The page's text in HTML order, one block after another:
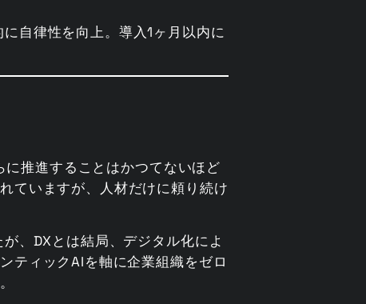
自律性を向上。導入1ヶ月以内に
推進することはかつてないほど
ていますが、人材だけに頼り続け
、DXとは結局、デジタル化によ
ティックAIを軸に企業組織をゼロ